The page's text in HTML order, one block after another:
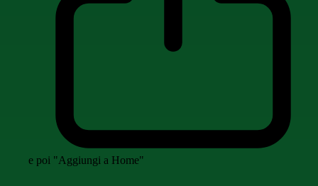
e poi "Aggiungi a Home"